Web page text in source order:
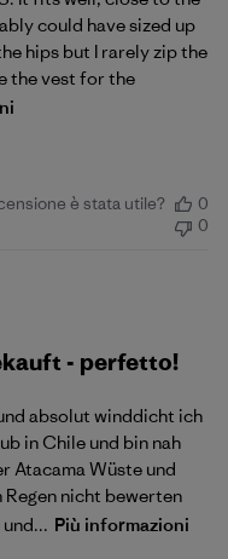
could have sized up
hips but I rarely zip the
the vest for the
è stata utile?
0
0
- perfetto!
absolut winddicht ich
in Chile und bin nah
Atacama Wüste und
Regen nicht bewerten
Più informazioni